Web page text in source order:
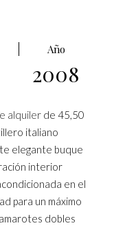
Año
2008
alquiler de 45,50
italiano
elegante buque
interior
en el
para un máximo
dobles